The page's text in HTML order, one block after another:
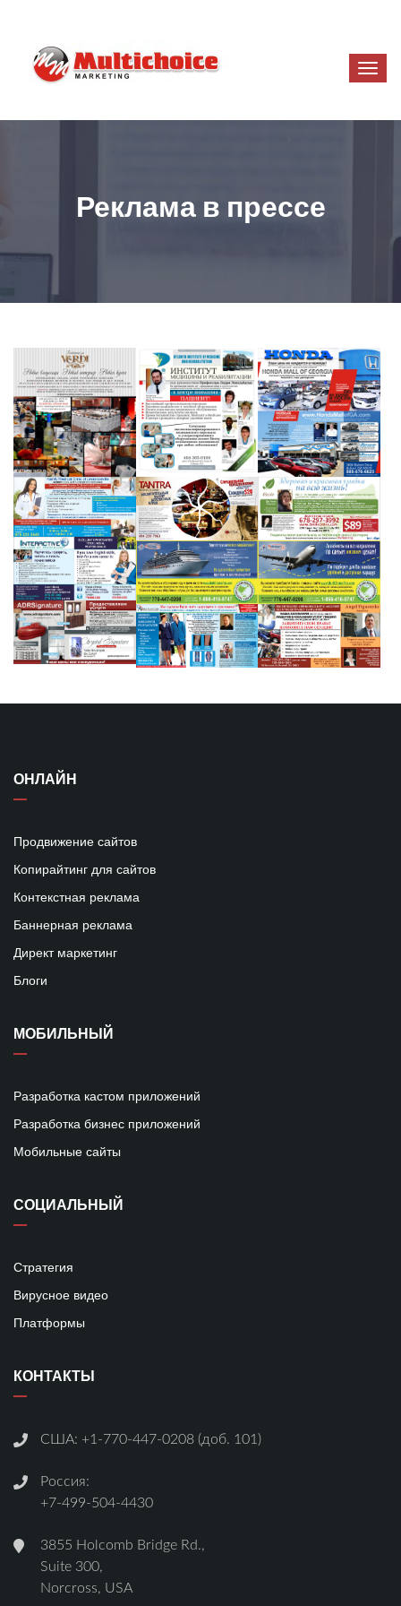
Реклама в прессе
ОНЛАЙН
Продвижение сайтов
Копирайтинг для сайтов
Контекстная реклама
Баннерная реклама
Директ маркетинг
Блоги
МОБИЛЬНЫЙ
Разработка кастом приложений
Разработка бизнес приложений
Мобильные сайты
СОЦИАЛЬНЫЙ
Стратегия
Вирусное видео
Платформы
КОНТАКТЫ
США: +1-770-447-0208 (доб. 101)
Россия:
+7-499-504-4430
3855 Holcomb Bridge Rd.,
Suite 300,
Norcross, USA